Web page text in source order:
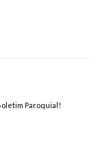
Paroquial!